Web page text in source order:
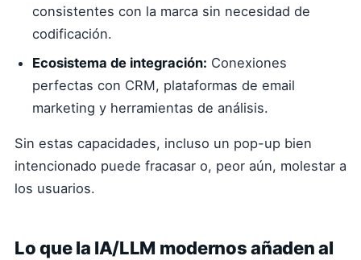
consistentes con la marca sin necesidad de
codificación.
Ecosistema de integración: Conexiones
perfectas con CRM, plataformas de email
marketing y herramientas de análisis.
Sin estas capacidades, incluso un pop-up bien
intencionado puede fracasar o, peor aún, molestar a
los usuarios.
Lo que la IA/LLM modernos añaden al